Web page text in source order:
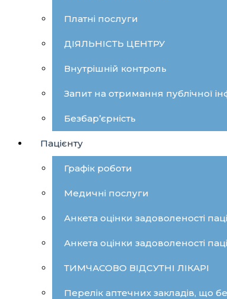
Платні послуги
ДІЯЛЬНІСТЬ ЦЕНТРУ
Внутрішній контроль
Запит на отримання публічної
Безбар’єрність
Пацієнту
Графік роботи
Медичні послуги
Анкета оцінки задоволеності
Анкета оцінки задоволеності
ТИМЧАСОВО ВІДСУТНІ ЛІКАРІ
Перелік аптечних закладів, що